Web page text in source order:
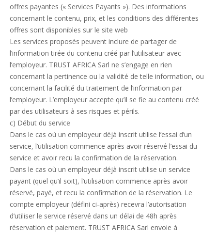
offres payantes (« Services Payants »). Des informations
concernant le contenu, prix, et les conditions des différentes
offres sont disponibles sur le site web
Les services proposés peuvent inclure de partager de
l’information tirée du contenu créé par l’utilisateur avec
l’employeur. TRUST AFRICA Sarl ne s’engage en rien
concernant la pertinence ou la validité de telle information, ou
concernant la facilité du traitement de l’information par
l’employeur. L’employeur accepte qu’il se fie au contenu créé
par des utilisateurs à ses risques et périls.
c) Début du service
Dans le cas où un employeur déjà inscrit utilise l’essai d’un
service, l’utilisation commence après avoir réservé l’essai du
service et avoir recu la confirmation de la réservation.
Dans le cas où un employeur déjà inscrit utilise un service
payant (quel qu’il soit), l’utilisation commence après avoir
réservé, payé, et recu la confirmation de la réservation. Le
compte employeur (défini ci-après) recevra l’autorisation
d’utiliser le service réservé dans un délai de 48h après
réservation et paiement. TRUST AFRICA Sarl envoie à